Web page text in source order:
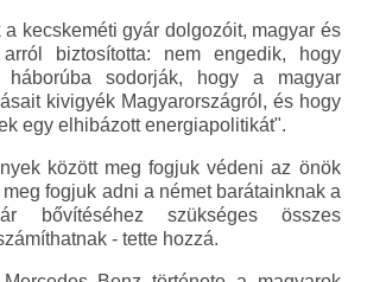
kecskeméti gyár dolgozóit, magyar és
biztosította: nem engedik, hogy
háborúba sodorják, hogy a magyar
kivigyék Magyarországról, és hogy
egy elhibázott energiapolitikát".
között meg fogjuk védeni az önök
fogjuk adni a német barátainknak a
bővítéséhez szükséges összes
- tette hozzá.